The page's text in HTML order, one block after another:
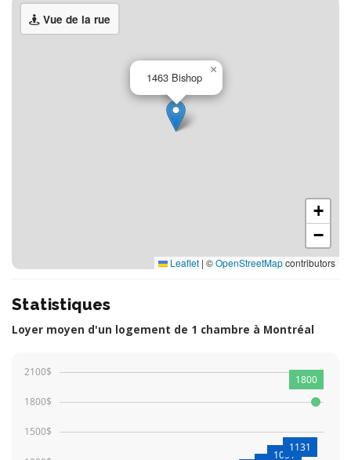
Vue de la rue
1463 Bishop
×
+
−
Leaflet | ©OpenStreetMapcontributors
Statistiques
Loyer moyen d'un logement de 1 chambre à Montréal
1500$
1800$
2100$
1051
1131
1800